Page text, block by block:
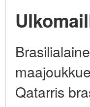
Qatarris